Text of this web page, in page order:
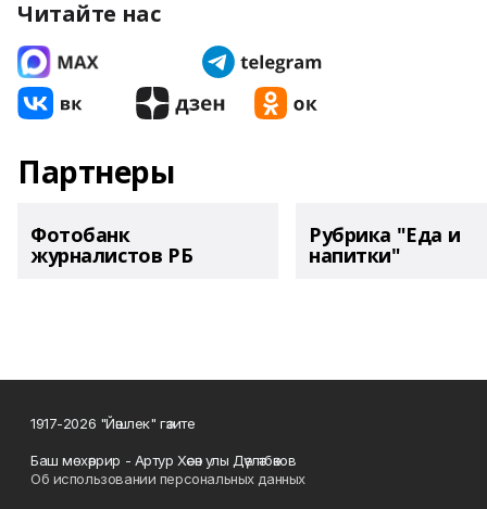
Читайте нас
Партнеры
Фотобанк
журналистов РБ
Рубрика "Еда и
напитки"
1917-2026 "Йәшлек" гәзите
Баш мөхәррир - Артур Хәсән улы Дәүләтбәков
Об использовании персональных данных